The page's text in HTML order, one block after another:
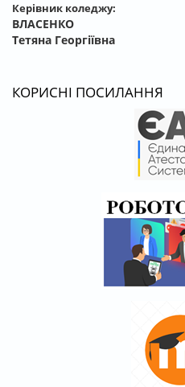
Керівник коледжу:
ВЛАСЕНКО
Тетяна Георгіївна
КОРИСНІ ПОСИЛАННЯ